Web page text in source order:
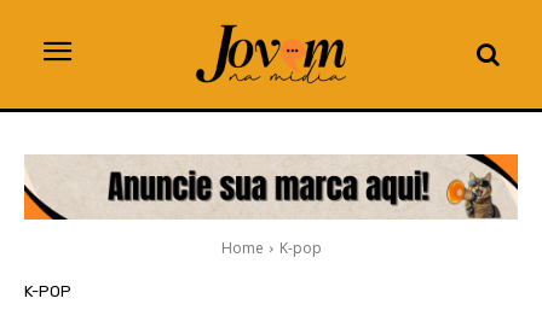
Home K-pop
K-POP